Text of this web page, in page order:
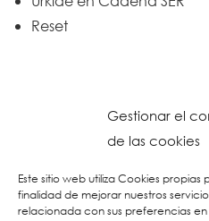
Gestionar el
de las cookies
Este sitio web utiliza Cookies
finalidad de mejorar nuestros
relacionada con sus preferencias
Reset